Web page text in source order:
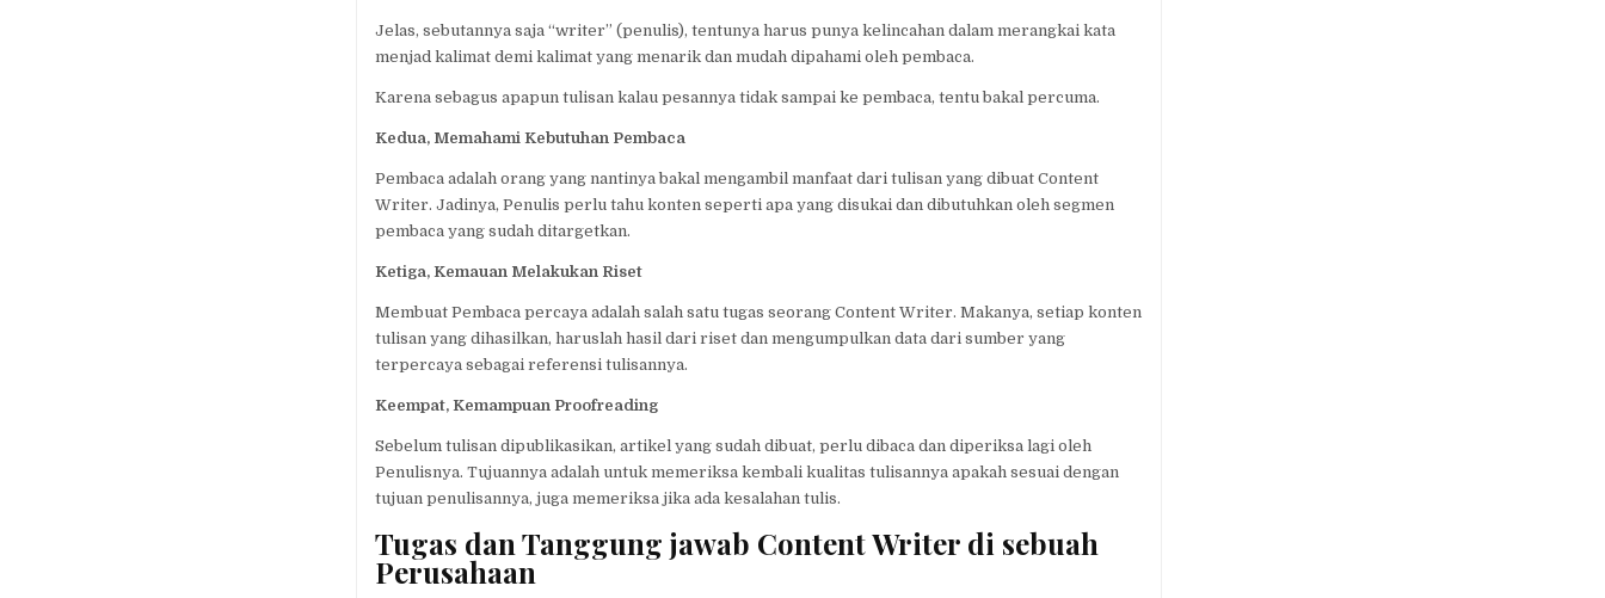
Jelas, sebutannya saja “writer” (penulis), tentunya harus punya kelincahan dalam merangkai kata
menjad kalimat demi kalimat yang menarik dan mudah dipahami oleh pembaca.
Karena sebagus apapun tulisan kalau pesannya tidak sampai ke pembaca, tentu bakal percuma.
Kedua, Memahami Kebutuhan Pembaca
Pembaca adalah orang yang nantinya bakal mengambil manfaat dari tulisan yang dibuat Content
Writer. Jadinya, Penulis perlu tahu konten seperti apa yang disukai dan dibutuhkan oleh segmen
pembaca yang sudah ditargetkan.
Ketiga, Kemauan Melakukan Riset
Membuat Pembaca percaya adalah salah satu tugas seorang Content Writer. Makanya, setiap konten
tulisan yang dihasilkan, haruslah hasil dari riset dan mengumpulkan data dari sumber yang
terpercaya sebagai referensi tulisannya.
Keempat, Kemampuan Proofreading
Sebelum tulisan dipublikasikan, artikel yang sudah dibuat, perlu dibaca dan diperiksa lagi oleh
Penulisnya. Tujuannya adalah untuk memeriksa kembali kualitas tulisannya apakah sesuai dengan
tujuan penulisannya, juga memeriksa jika ada kesalahan tulis.
Tugas dan Tanggung jawab Content Writer di sebuah
Perusahaan